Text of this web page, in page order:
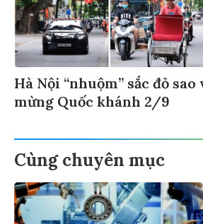
Hà Nội “nhuộm” sắc đỏ
mừng Quốc khánh 2/9
Cùng chuyên mục